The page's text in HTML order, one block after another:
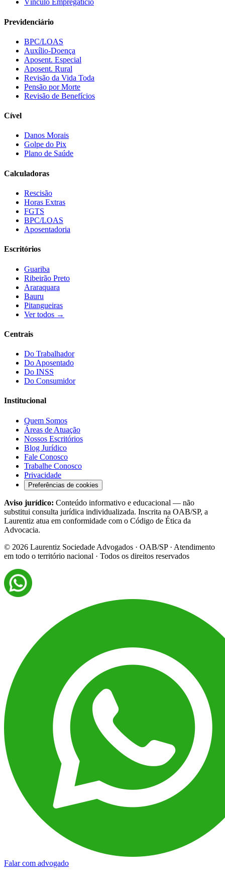
Vínculo Empregatício
Previdenciário
BPC/LOAS
Auxílio-Doença
Aposent. Especial
Aposent. Rural
Revisão da Vida Toda
Pensão por Morte
Revisão de Benefícios
Cível
Danos Morais
Golpe do Pix
Plano de Saúde
Calculadoras
Rescisão
Horas Extras
FGTS
BPC/LOAS
Aposentadoria
Escritórios
Guariba
Ribeirão Preto
Araraquara
Bauru
Pitangueiras
Ver todos →
Centrais
Do Trabalhador
Do Aposentado
Do INSS
Do Consumidor
Institucional
Quem Somos
Áreas de Atuação
Nossos Escritórios
Blog Jurídico
Fale Conosco
Trabalhe Conosco
Privacidade
Preferências de cookies
Aviso jurídico: Conteúdo informativo e educacional — não
substitui consulta jurídica individualizada. Inscrita na OAB/SP, a
Laurentiz atua em conformidade com o Código de Ética da
Advocacia.
© 2026 Laurentiz Sociedade Advogados · OAB/SP · Atendimento
em todo o território nacional · Todos os direitos reservados
Falar com advogado